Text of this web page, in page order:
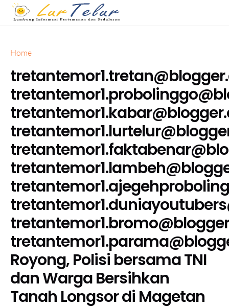
Home
Royong, Polisi bersama TNI
dan Warga Bersihkan
Tanah Longsor di Magetan